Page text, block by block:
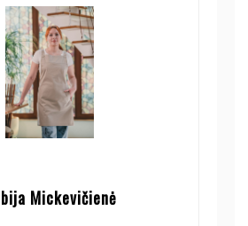
Mickevičienė